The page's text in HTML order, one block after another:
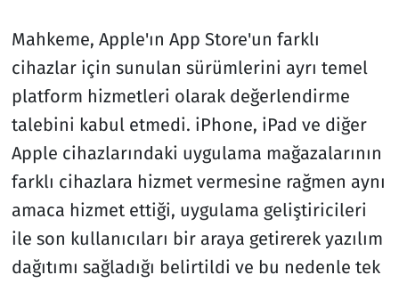
Mahkeme, Apple'ın App Store'un farklı
cihazlar için sunulan sürümlerini ayrı temel
platform hizmetleri olarak değerlendirme
talebini kabul etmedi. iPhone, iPad ve diğer
Apple cihazlarındaki uygulama mağazalarının
farklı cihazlara hizmet vermesine rağmen aynı
amaca hizmet ettiği, uygulama geliştiricileri
ile son kullanıcıları bir araya getirerek yazılım
dağıtımı sağladığı belirtildi ve bu nedenle tek